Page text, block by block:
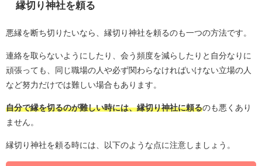
縁切り神社を頼る
悪縁を断ち切りたいなら、縁切り神社を頼るのも一つの方法です。
連絡を取らないようにしたり、会う頻度を減らしたりと自分なりに
頑張っても、同じ職場の人や必ず関わらなければいけない立場の人
など努力だけでは難しい場合もあります。
自分で縁を切るのが難しい時には、縁切り神社に頼るのも悪くあり
ません。
縁切り神社を頼る時には、以下のような点に注意しましょう。